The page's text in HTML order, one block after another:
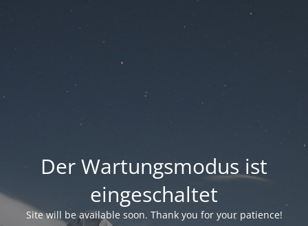
Der Wartungsmodus ist
eingeschaltet
Site will be available soon. Thank you for your patience!